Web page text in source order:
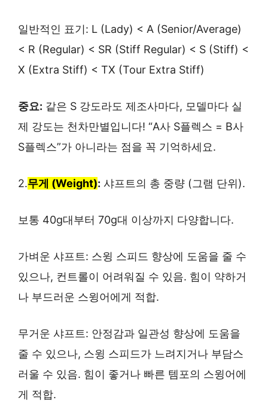
일반적인 표기: L (Lady) < A (Senior/Average)
< R (Regular) < SR (Stiff Regular) < S (Stiff) <
X (Extra Stiff) < TX (Tour Extra Stiff)
중요: 같은 S 강도라도 제조사마다, 모델마다 실
제 강도는 천차만별입니다! “A사 S플렉스 = B사
S플렉스”가 아니라는 점을 꼭 기억하세요.
2.무게 (Weight): 샤프트의 총 중량 (그램 단위).
보통 40g대부터 70g대 이상까지 다양합니다.
가벼운 샤프트: 스윙 스피드 향상에 도움을 줄 수
있으나, 컨트롤이 어려워질 수 있음. 힘이 약하거
나 부드러운 스윙어에게 적합.
무거운 샤프트: 안정감과 일관성 향상에 도움을
줄 수 있으나, 스윙 스피드가 느려지거나 부담스
러울 수 있음. 힘이 좋거나 빠른 템포의 스윙어에
게 적합.